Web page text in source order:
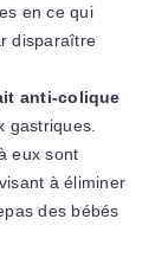
en ce qui
disparaître
anti-colique
gastriques.
eux sont
à éliminer
des bébés